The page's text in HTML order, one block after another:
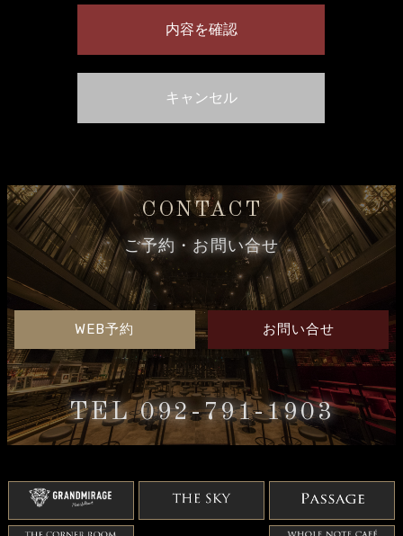
CONTACT
ご予約・お問い合せ
WEB予約 お問い合せ
TEL 092-791-1903